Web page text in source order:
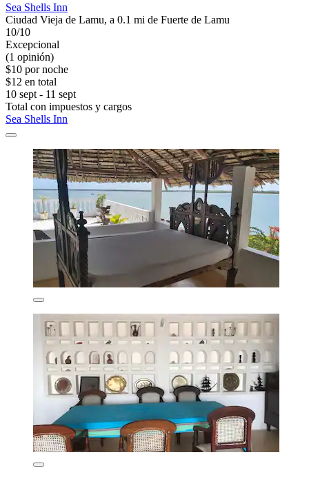
Sea Shells Inn
Ciudad Vieja de Lamu, a 0.1 mi de Fuerte de Lamu
10/10
Excepcional
(1 opinión)
$10 por noche
$12 en total
10 sept - 11 sept
Total con impuestos y cargos
Sea Shells Inn